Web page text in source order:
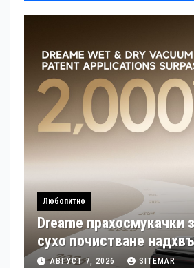
Любопитно
Dreame прахосмукачки
сухо почистване
патентни заявки в
АВГУСТ 7, 2026 SITEMAR